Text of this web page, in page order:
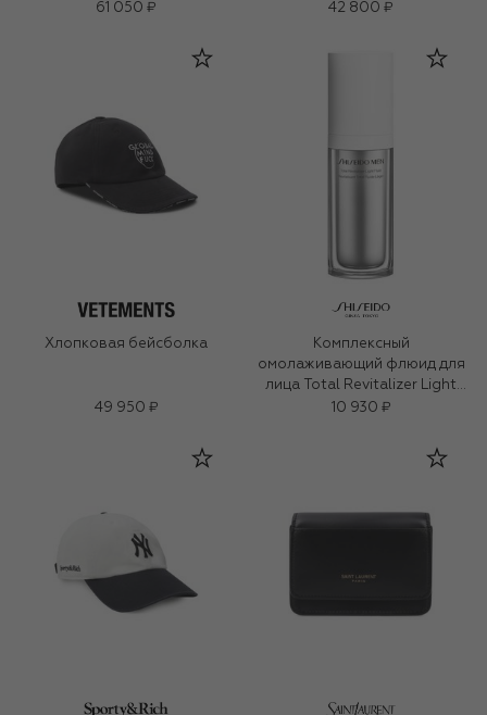
61 050 ₽
42 800 ₽
Хлопковая бейсболка
49 950 ₽
Комплексный
омолаживающий флюид для
лица Total Revitalizer Light
Fluid (70ml)
10 930 ₽